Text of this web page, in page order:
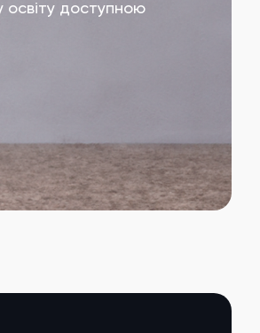
освіту доступною